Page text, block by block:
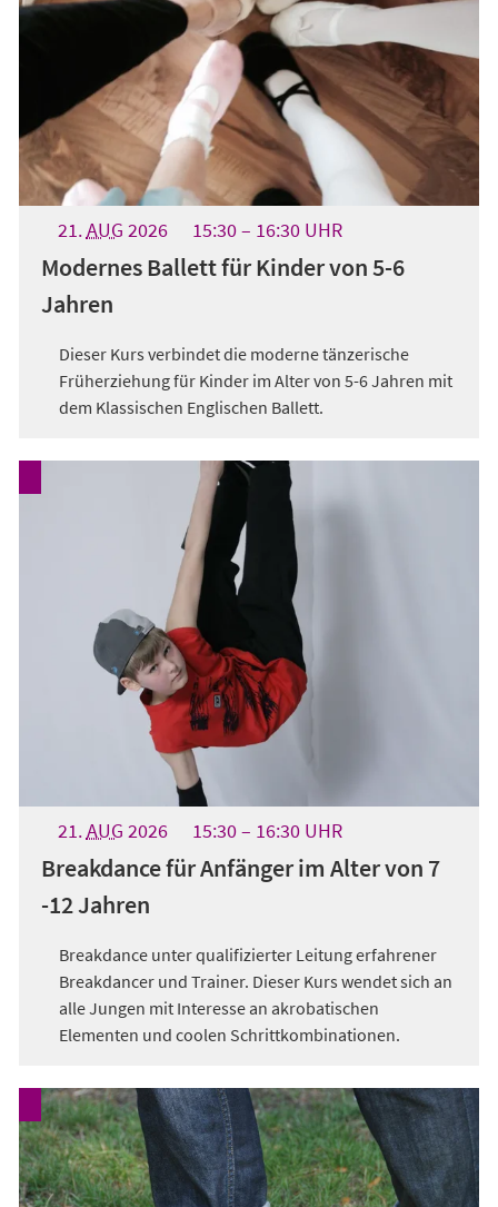
21.AUG 2026 15:30 16:30UHR
Modernes Ballett für Kinder von 5-6
Jahren
Dieser Kurs verbindet die moderne tänzerische
Früherziehung für Kinder im Alter von 5-6 Jahren mit
dem Klassischen Englischen Ballett.
21.AUG 2026 15:30 16:30UHR
Breakdance für Anfänger im Alter von 7
-12 Jahren
Breakdance unter qualifizierter Leitung erfahrener
Breakdancer und Trainer. Dieser Kurs wendet sich an
alle Jungen mit Interesse an akrobatischen
Elementen und coolen Schrittkombinationen.